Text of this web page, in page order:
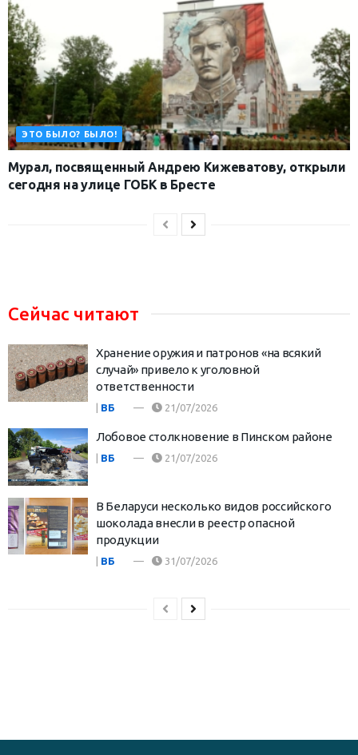
ЭТО БЫЛО? БЫЛО!
Мурал, посвященный Андрею Кижеватову, открыли
сегодня на улице ГОБК в Бресте
Сейчас читают
Хранение оружия и патронов «на всякий
случай» привело к уголовной
ответственности
ВБ 21/07/2026
Лобовое столкновение в Пинском районе
ВБ 21/07/2026
В Беларуси несколько видов российского
шоколада внесли в реестр опасной
продукции
| ВБ 31/07/2026